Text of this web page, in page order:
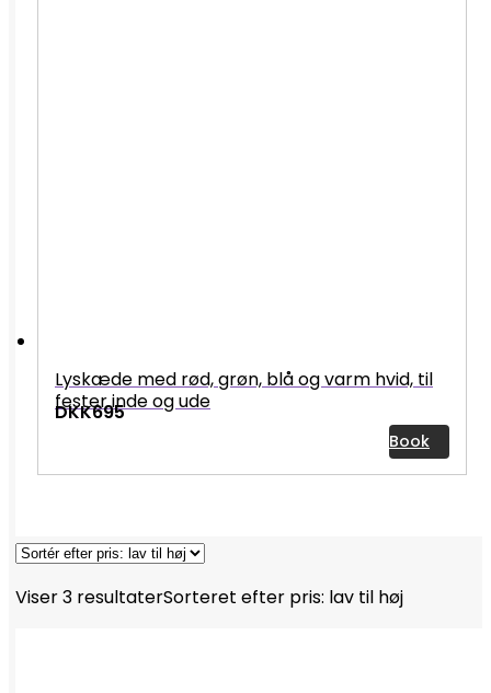
Lyskæde med rød, grøn, blå og varm hvid, til
fester inde og ude
DKK695
Book
Viser 3 resultaterSorteret efter pris: lav til høj